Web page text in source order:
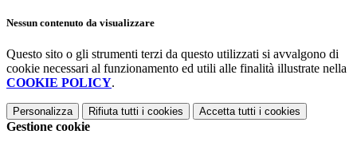
Nessun contenuto da visualizzare
Questo sito o gli strumenti terzi da questo utilizzati si avvalgono di
cookie necessari al funzionamento ed utili alle finalità illustrate nella
COOKIE POLICY.
Personalizza Rifiuta tutti i cookies Accetta tutti i cookies
Gestione cookie